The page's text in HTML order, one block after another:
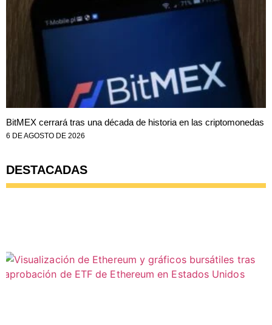
BitMEX cerrará tras una década de historia en las criptomonedas
6 DE AGOSTO DE 2026
DESTACADAS